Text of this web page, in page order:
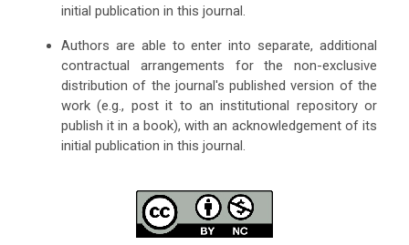
initial publication in this journal.
Authors are able to enter into separate, additional
contractual arrangements for the non-exclusive
distribution of the journal's published version of the
work (e.g., post it to an institutional repository or
publish it in a book), with an acknowledgement of its
initial publication in this journal.